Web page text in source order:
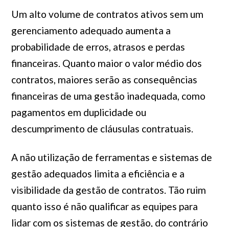
Um alto volume de contratos ativos sem um
gerenciamento adequado aumenta a
probabilidade de erros, atrasos e perdas
financeiras. Quanto maior o valor médio dos
contratos, maiores serão as consequências
financeiras de uma gestão inadequada, como
pagamentos em duplicidade ou
descumprimento de cláusulas contratuais.
A não utilização de ferramentas e sistemas de
gestão adequados limita a eficiência e a
visibilidade da gestão de contratos. Tão ruim
quanto isso é não qualificar as equipes para
lidar com os sistemas de gestão, do contrário